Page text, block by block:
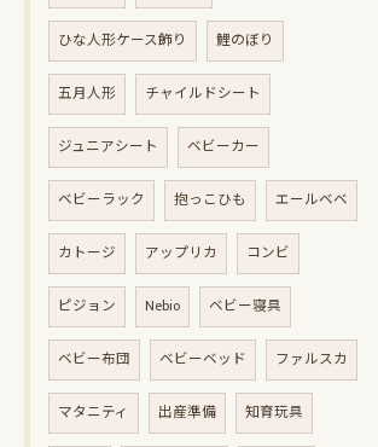
ひな人形ケース飾り 鯉のぼり
五月人形 チャイルドシート
ジュニアシート ベビーカー
ベビーラック 抱っこひも エールベベ
カトージ アップリカ コンビ
ピジョン Nebio ベビー寝具
ベビー布団 ベビーベッド ファルスカ
マタニティ 出産準備 知育玩具